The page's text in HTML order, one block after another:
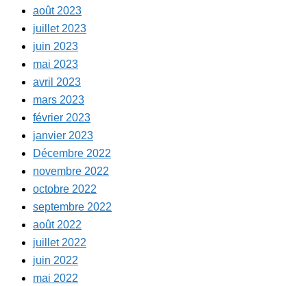
août 2023
juillet 2023
juin 2023
mai 2023
avril 2023
mars 2023
février 2023
janvier 2023
Décembre 2022
novembre 2022
octobre 2022
septembre 2022
août 2022
juillet 2022
juin 2022
mai 2022